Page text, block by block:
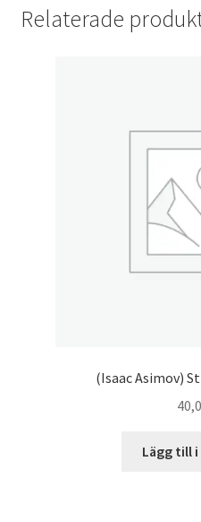
Relaterade
(Isaac Asimov)
Lägg till